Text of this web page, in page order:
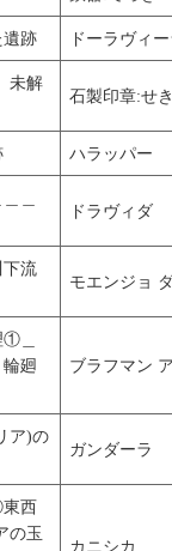
遺跡 ドーラヴィ
未解
石製印章:せ
ハラッパー
＿
ドラヴィダ
下流
モエンジョ
＿
廻
ブラフマン
ア)の
ガンダーラ
西
の玉
カニシカ